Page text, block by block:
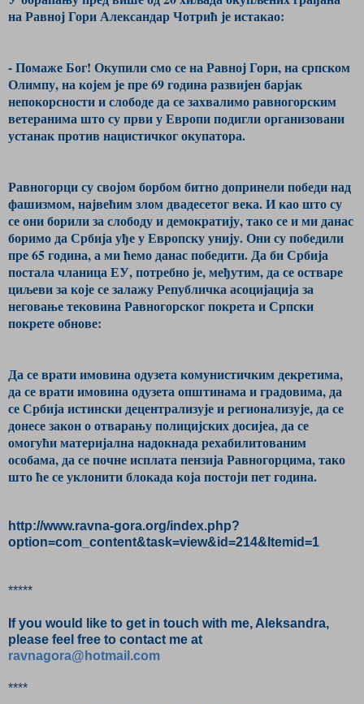
на Равној Гори Александар Чотрић је истакао:
- Помаже Бог! Окупили смо се на Равној Гори, на српском
Олимпу, на којем је пре 69 година развијен барјак
непокорсности и слободе да се захвалимо равногорским
ветеранима што су први у Европи подигли организовани
устанак против нацистичког окупатора.
Равногорци су својом борбом битно допринели победи над
фашизмом, највећим злом двадесетог века. И као што су
се они борили за слободу и демократију, тако се и ми данас
боримо да Србија уђе у Европску унију. Они су победили
пре 65 година, а ми ћемо данас победити. Да би Србија
постала чланица ЕУ, потребно је, међутим, да се остваре
циљеви за које се залажу Републичка асоцијација за
неговање тековина Равногорског покрета и Српски
покрете обнове:
Да се врати имовина одузета комунистичким декретима,
да се врати имовина одузета општинама и градовима, да
се Србија истински децентрализује и регионализује, да се
донесе закон о отварању полицијских досијеа, да се
омогући материјална надокнада рехабилитованим
особама, да се почне исплата пензија Равногорцима, тако
што ће се уклонити блокада која постоји пет година.
http://www.ravna-gora.org/index.php?
option=com_content&task=view&id=214&Itemid=1
*****
If you would like to get in touch with me, Aleksandra,
please feel free to contact me at
ravnagora@hotmail.com
****